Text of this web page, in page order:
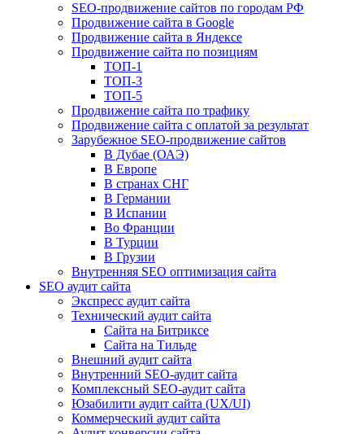
SEO-продвижение сайтов по городам РФ
Продвижение сайта в Google
Продвижение сайта в Яндексе
Продвижение сайта по позициям
ТОП-1
ТОП-3
ТОП-5
Продвижение сайта по трафику
Продвижение сайта с оплатой за результат
Зарубежное SEO-продвижение сайтов
В Дубае (ОАЭ)
В Европе
В странах СНГ
В Германии
В Испании
Во Франции
В Турции
В Грузии
Внутренняя SEO оптимизация сайта
SEO аудит сайта
Экспресс аудит сайта
Технический аудит сайта
Сайта на Битриксе
Сайта на Тильде
Внешний аудит сайта
Внутренний SEO-аудит сайта
Комплексный SEO-аудит сайта
Юзабилити аудит сайта (UX/UI)
Коммерческий аудит сайта